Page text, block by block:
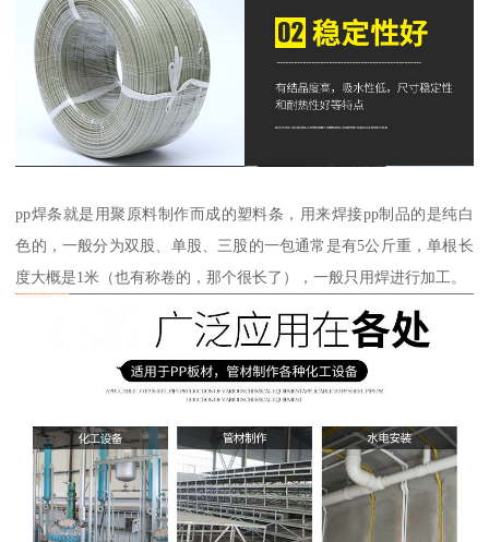
pp焊条就是用聚原料制作而成的塑料条，用来焊接pp制品的是纯白
色的，一般分为双股、单股、三股的一包通常是有5公斤重，单根长
度大概是1米（也有称卷的，那个很长了），一般只用焊进行加工。